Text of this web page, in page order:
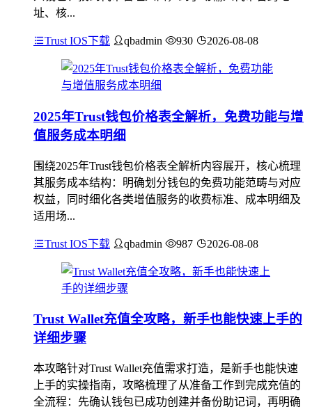
址、核...
Trust IOS下载 qbadmin 930 2026-08-08
2025年Trust钱包价格表全解析，免费功能与增
值服务成本明细
围绕2025年Trust钱包价格表全解析内容展开，核心梳理
其服务成本结构：明确划分钱包的免费功能范畴与对应
权益，同时细化各类增值服务的收费标准、成本明细及
适用场...
Trust IOS下载 qbadmin 987 2026-08-08
Trust Wallet充值全攻略，新手也能快速上手的
详细步骤
本攻略针对Trust Wallet充值需求打造，是新手也能快速
上手的实操指南，攻略梳理了从准备工作到完成充值的
全流程：先确认钱包已成功创建并备份助记词，再明确